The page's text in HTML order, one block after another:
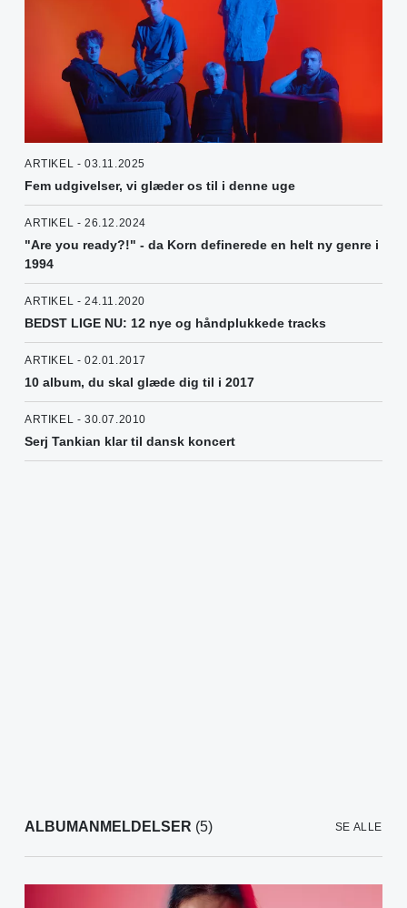
ARTIKEL - 03.11.2025
Fem udgivelser, vi glæder os til i denne uge
ARTIKEL - 26.12.2024
"Are you ready?!" - da Korn definerede en helt ny genre i
1994
ARTIKEL - 24.11.2020
BEDST LIGE NU: 12 nye og håndplukkede tracks
ARTIKEL - 02.01.2017
10 album, du skal glæde dig til i 2017
ARTIKEL - 30.07.2010
Serj Tankian klar til dansk koncert
ALBUMANMELDELSER (5) SE ALLE